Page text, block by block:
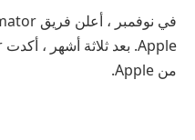
من Apple.